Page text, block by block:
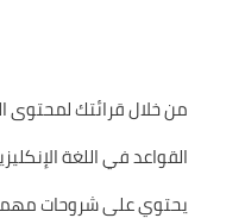
من خلال قرائتك
القواعد في اللغة
يحتوي على شروحات